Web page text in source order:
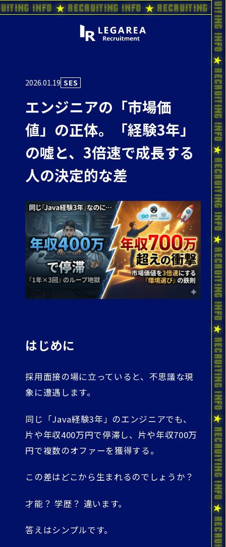
2026.01.19 SES
エンジニアの「市場価
値」の正体。「経験3年」
の嘘と、3倍速で成長する
人の決定的な差
はじめに
採用面接の場に立っていると、不思議な現
象に遭遇します。
同じ「Java経験3年」のエンジニアでも、
片や年収400万円で停滞し、片や年収700万
円で複数のオファーを獲得する。
この差はどこから生まれるのでしょうか？
才能？ 学歴？ 違います。
答えはシンプルです。
Info ★ Recruiting Info ★ Recruiting